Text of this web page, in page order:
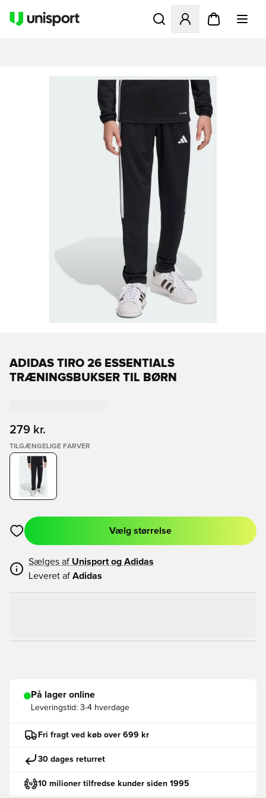
Åbner en Modal til at
ADIDAS TIRO 26 ESSENTIALS
TRÆNINGSBUKSER TIL BØRN
279 kr.
TILGÆNGELIGE FARVER
Åbner en Modal til at logge ind eller tilmelde dig som medlem
Vælg størrelse
Sælges af Unisport og Adidas
Leveret af Adidas
På lager online
Leveringstid: 3-4 hverdage
Fri fragt ved køb over 699 kr
30 dages returret
10 milioner tilfredse kunder siden 1995